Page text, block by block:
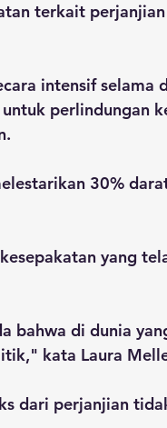
terkait
intensif selama
perlindungan
30%
yang
bahwa di dunia
kata Laura
dari perjanjian